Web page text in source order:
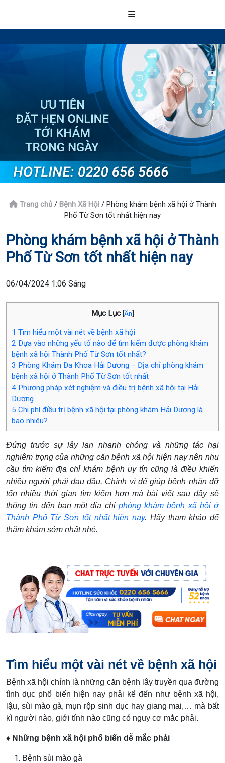
Trang chủ/ Bệnh Xã Hội/ Phòng khám bệnh xã hội ở Thành
Phố Từ Sơn tốt nhất hiện nay
Phòng khám bệnh xã hội ở Thành
Phố Từ Sơn tốt nhất hiện nay
06/04/2024 1:06 Sáng
Mục Lục [Ẩn]
1 Tìm hiểu một vài nét về bệnh xã hội
2 Dựa vào những yếu tố nào để tìm kiếm được phòng khám
bệnh xã hội Thành Phố Từ Sơn tốt nhất?
3 Phòng Khám Đa Khoa Hải Dương – Địa chỉ phòng khám
bệnh xã hội ở Thành Phố Từ Sơn tốt nhất
4 Phương pháp xét nghiệm và điều trị bệnh xã hội tại Hải
Dương
5 Chi phí điều trị bệnh xã hội tại phòng khám Hải Dương là
bao nhiêu?
Đứng trước sự lây lan nhanh chóng và những tác hại
nghiêm trọng của những căn bệnh xã hội hiện nay nên nhu
cầu tìm kiếm địa chỉ khám bệnh uy tín cũng là điều khiến
nhiều người phải đau đầu. Chính vì để giúp bệnh nhân đỡ
tốn nhiều thời gian tìm kiếm hơn mà bài viết sau đây sẽ
thông tin đến bạn một địa chỉ phòng khám bệnh xã hội ở
Thành Phố Từ Sơn tốt nhất hiện nay. Hãy tham khảo để
thăm khám sớm nhất nhé.
Tìm hiểu một vài nét về bệnh xã hội
Bệnh xã hội chính là những căn bệnh lây truyền qua đường
tình dục phổ biến hiện nay phải kể đến như bệnh xã hội,
lậu, sùi mào gà, mụn rộp sinh dục hay giang mai,… mà bất
kì người nào, giới tính nào cũng có nguy cơ mắc phải.
♦ Những bệnh xã hội phổ biến dễ mắc phải
Bệnh sùi mào gà